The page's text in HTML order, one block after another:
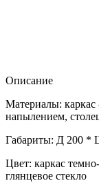
Описание
Материалы:
напылением,
Габариты: Д 200 *
Цвет: каркас
глянцевое стекло